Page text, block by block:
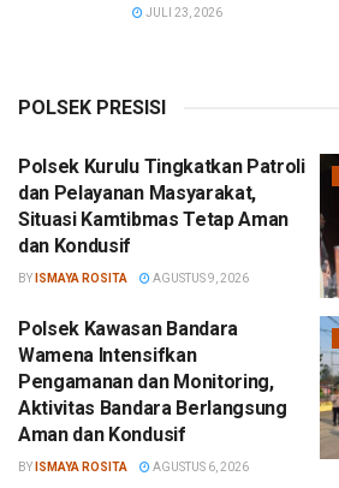
JULI 23, 2026
POLSEK PRESISI
Polsek Kurulu Tingkatkan Patroli
dan Pelayanan Masyarakat,
Situasi Kamtibmas Tetap Aman
dan Kondusif
BY ISMAYA ROSITA AGUSTUS 9, 2026
Polsek Kawasan Bandara
Wamena Intensifkan
Pengamanan dan Monitoring,
Aktivitas Bandara Berlangsung
Aman dan Kondusif
BY ISMAYA ROSITA AGUSTUS 6, 2026